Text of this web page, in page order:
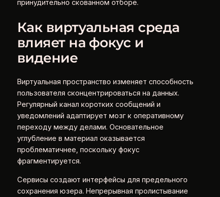
принудительно скованном отборе.
Как виртуальная среда
влияет на фокус и
видение
Виртуальная пространство изменяет способность
пользователя сконцентрироваться на данных.
Регулярный канал коротких сообщений и
уведомлений адаптирует мозг к оперативному
переходу между делами. Основательное
углубление в материал оказывается
проблематичнее, поскольку фокус
фрагментируется.
Сервисы создают интерфейсы для предельного
сохранения юзера. Непрерывная пролистывание